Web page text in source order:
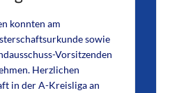
konnten am
sowie
Vorsitzenden
Herzlichen
in der A-Kreisliga an